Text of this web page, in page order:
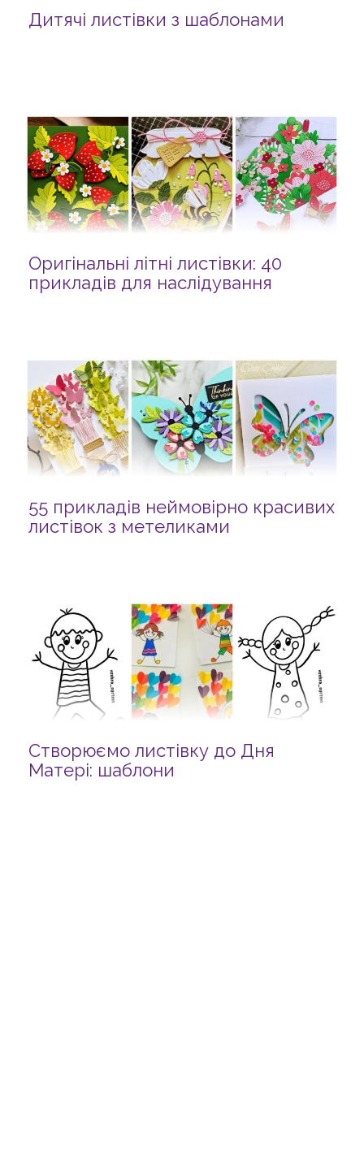
Дитячі листівки з шаблонами
Оригінальні літні листівки: 40
прикладів для наслідування
55 прикладів неймовірно красивих
листівок з метеликами
Створюємо листівку до Дня
Матері: шаблони